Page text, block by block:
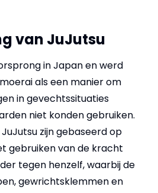
van JuJutsu
in Japan en werd
als een manier om
in gevechtssituaties
niet konden gebruiken.
zijn gebaseerd op
gebruiken van de kracht
tegen henzelf, waarbij de
gewrichtsklemmen en